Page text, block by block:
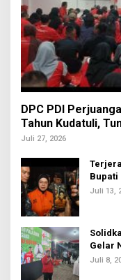
DPC PDI
Tahun Kudatuli,
Intelektual
Juli 27, 2026
Bupati
Juli 13,
Gelar
Juli 8,